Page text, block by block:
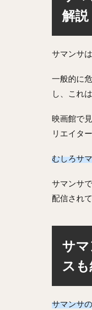
解説
サマンサ
一般的に
し、これ
映画館で
リエイタ
むしろサ
サマンサ
配信され
サ
ス
サマンサ